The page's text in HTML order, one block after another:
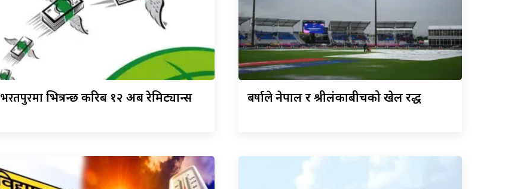
भरतपुरमाभित्रन्छ करिब १२ अर्ब रेमिट्यान्स बर्षालेनेपाल र श्रीलंकाबीचको खेल रद्ध